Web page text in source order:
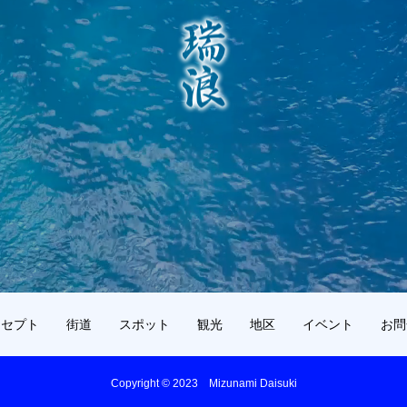
プト 街道 スポット 観光 地区 イベント お
Copyright © 2023 Mizunami Daisuki